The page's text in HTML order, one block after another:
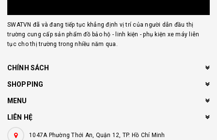
SWATVN đã và đang tiếp tục khẳng định vị trí của người dẫn đầu thị
trường cung cấp sản phẩm đồ bảo hộ - linh kiện - phụ kiện xe máy liên
tục cho thị trường trong nhiều năm qua.
CHÍNH SÁCH
SHOPPING
MENU
LIÊN HỆ
1047A Phường Thới An, Quận 12, TP. Hồ Chí Minh